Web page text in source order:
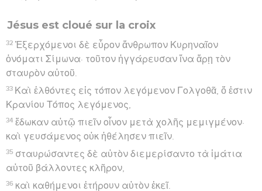
Jésus est cloué sur la croix
32 Ἐξερχόμενοι δὲ εὗρον ἄνθρωπον Κυρηναῖον
ὀνόματι Σίμωνα· τοῦτον ἠγγάρευσαν ἵνα ἄρῃ τὸν
σταυρὸν αὐτοῦ.
33 Καὶ ἐλθόντες εἰς τόπον λεγόμενον Γολγοθᾶ, ὅ ἐστιν
Κρανίου Τόπος λεγόμενος,
34 ἔδωκαν αὐτῷ πιεῖν οἶνον μετὰ χολῆς μεμιγμένον·
καὶ γευσάμενος οὐκ ἠθέλησεν πιεῖν.
35 σταυρώσαντες δὲ αὐτὸν διεμερίσαντο τὰ ἱμάτια
αὐτοῦ βάλλοντες κλῆρον,
36 καὶ καθήμενοι ἐτήρουν αὐτὸν ἐκεῖ.